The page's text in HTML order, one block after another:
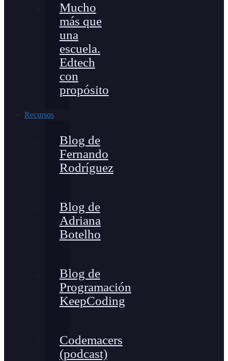
Mucho
más que
una
escuela.
Edtech
con
propósito
Recursos
Blog de
Fernando
Rodríguez
Blog de
Adriana
Botelho
Blog de
Programación
KeepCoding
Codemacers
(podcast)